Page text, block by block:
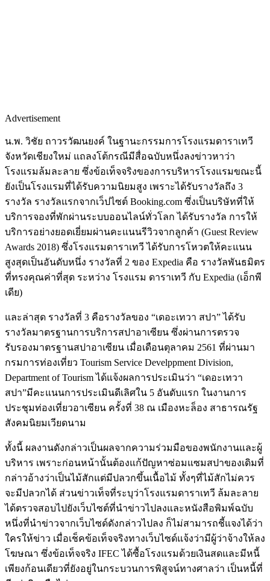
Advertisement
น.พ. วิชัย ถาวรวัฒนยงค์ ในฐานะกรรมการโรงแรมดาราเทวี
จังหวัดเชียงใหม่ แถลงโต้กรณีมีสื่อฉบับหนึ่งลงข่าวหาว่า
โรงแรมล้มละลาย ซึ่งข้อเท็จจริงของการบริหารโรงแรมขณะนี้
ยังเป็นโรงแรมที่ได้รับความนิยมสูง เพราะได้รับรางวัลถึง 3
รางวัล รางวัลแรกจากเว็ปไซต์ Booking.com ซึ่งเป็นบริษัทที่ให้
บริการจองที่พักผ่านระบบออนไลน์ทั่วโลก ได้รับรางวัล การให้
บริการอย่างยอดเยี่ยมผ่านคะแนนรีวิวจากลูกค้า (Guest Review
Awards 2018) ซึ่งโรงแรมดาราเทวี ได้รับการโหวตให้คะแนน
สูงสุดเป็นอันดับหนึ่ง รางวัลที่ 2 ของ Expedia คือ รางวัลพันธมิตร
ที่ทรงคุณค่าที่สุด ระหว่าง โรงแรม ดาราเทวี กับ Expedia (เอ็กพี
เดีย)
และล่าสุด รางวัลที่ 3 คือรางวัลของ “เดอะเทวา สปา” ได้รับ
รางวัลมาตรฐานการบริการสปาอาเซียน ซึ่งผ่านการตรวจ
รับรองมาตรฐานสปาอาเซียน เมื่อเดือนตุลาคม 2561 ที่ผ่านมา
กรมการท่องเที่ยว Tourism Service Develppment Division,
Department of Tourism ได้แจ้งผลการประเมินว่า “เดอะเทวา
สปา”มีคะแนนการประเมินดีเลิศใน 5 อันดับแรก ในงานการ
ประชุมท่องเที่ยวอาเซียน ครั้งที่ 38 ณ เมืองหะล็อง สาธารณรัฐ
สังคมนิยมเวียดนาม
ทั้งนี้ ผลงานดังกล่าวเป็นผลจากความร่วมมือของพนักงานและผู้
บริหาร เพราะก่อนหน้านั้นต้องแก้ปัญหาซ่อมแซมสปาของเดิมที่
กล่าวอ้างว่าเป็นไม้สักแต่มีปลวกขึ้นเนื้อไม้ ทั้งๆที่ไม้สักไม่ควร
จะมีปลวกได้ ส่วนข่าวเท็จที่ระบุว่าโรงแรมดาราเทวี ล้มละลาย
ได้ตรวจสอบไปยังเว็บไซต์ที่นำข่าวไปลงและหนังสือพิมพ์ฉบับ
หนึ่งที่นำข่าวจากเว็บไซด์ดังกล่าวไปลง ก็ไม่สามารถชี้แจงได้ว่า
ใครให้ข่าว เมื่อเช็คข้อเท็จจริงทางเว็บไซด์แจ้งว่ามีผู้ว่าจ้างให้ลง
โฆษณา ซึ่งข้อเท็จจริง IFEC ได้ซื้อโรงแรมด้วยเงินสดและมีหนี้
เพียงก้อนเดียวที่ยังอยู่ในกระบวนการพิสูจน์ทางศาลว่า เป็นหนี้ที่